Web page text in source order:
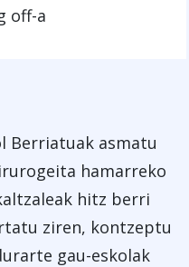
off-a
Berriatuak asmatu
hamarreko
hitz berri
ziren, kontzeptu
gau-eskolak